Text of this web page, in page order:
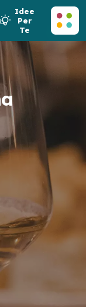
Idee
Per
Te